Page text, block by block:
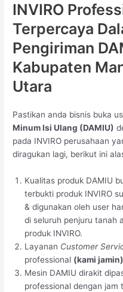
INVIRO
Terpercaya
Pengiriman
Kabupaten
Utara
Pastikan anda bisnis buka
Minum Isi Ulang (DAMIU)
pada INVIRO perusahaan
diragukan lagi, berikut ini
Kualitas produk DAMIU
terbukti produk INVIRO
& digunakan oleh user
di seluruh penjuru tanah
produk INVIRO.
Layanan Customer
professional (kami
Mesin DAMIU dirakit
professional dengan jam